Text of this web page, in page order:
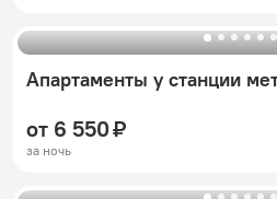
от 6 550 ₽
за ночь